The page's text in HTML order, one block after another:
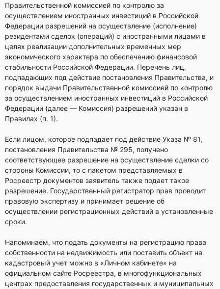
Правительственной комиссией по контролю за
осуществлением иностранных инвестиций в Российской
Федерации разрешений на осуществление (исполнение)
резидентами сделок (операций) с иностранными лицами в
целях реализации дополнительных временных мер
экономического характера по обеспечению финансовой
стабильности Российской Федерации. Перечень лиц,
подпадающих под действие постановления Правительства, и
порядок выдачи Правительственной комиссией по контролю
за осуществлением иностранных инвестиций в Российской
Федерации (далее — Комиссия) разрешений указан в
Правилах (п. 1).
Если лицом, которое подпадает под действие Указа № 81,
постановления Правительства № 295, получено
соответствующее разрешение на осуществление сделки со
стороны Комиссии, то с пакетом представляемых в
Росреестр документов заявитель также подает такое
разрешение. Государственный регистратор прав проводит
правовую экспертизу и принимает решение об
осуществлении регистрационных действий в установленные
сроки.
Напоминаем, что подать документы на регистрацию права
собственности на недвижимость или поставить объект на
кадастровый учет можно в «Личном кабинете» на
официальном сайте Росреестра, в многофункциональных
центрах предоставления государственных и муниципальных